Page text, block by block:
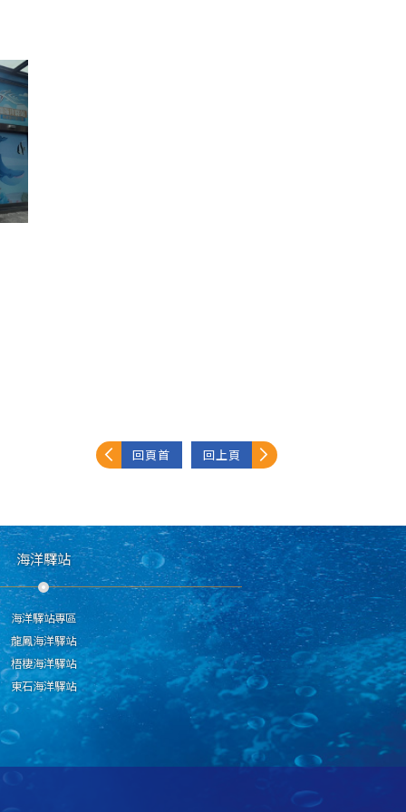
回頁首 回上頁
海洋驛站
海洋驛站專區
龍鳳海洋驛站
梧棲海洋驛站
東石海洋驛站